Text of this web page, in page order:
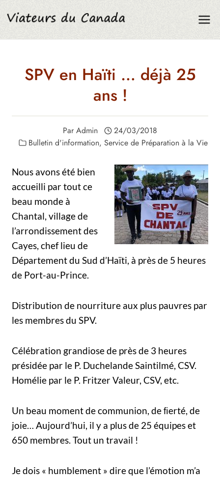
Aller
au
contenu
SPV en Haïti … déjà 25
ans !
Par Admin
24/03/2018
Bulletin d'information,Service de Préparation à la Vie
Nous avons été bien
accueilli par tout ce
beau monde à
Chantal, village de
l’arrondissement des
Cayes, chef lieu de
Département du Sud d’Haïti, à près de 5 heures
de Port-au-Prince.
Distribution de nourriture aux plus pauvres par
les membres du SPV.
Célébration grandiose de près de 3 heures
présidée par le P. Duchelande Saintilmé, CSV.
Homélie par le P. Fritzer Valeur, CSV, etc.
Un beau moment de communion, de ﬁerté, de
joie… Aujourd’hui, il y a plus de 25 équipes et
650 membres. Tout un travail !
Je dois « humblement » dire que l’émotion m’a